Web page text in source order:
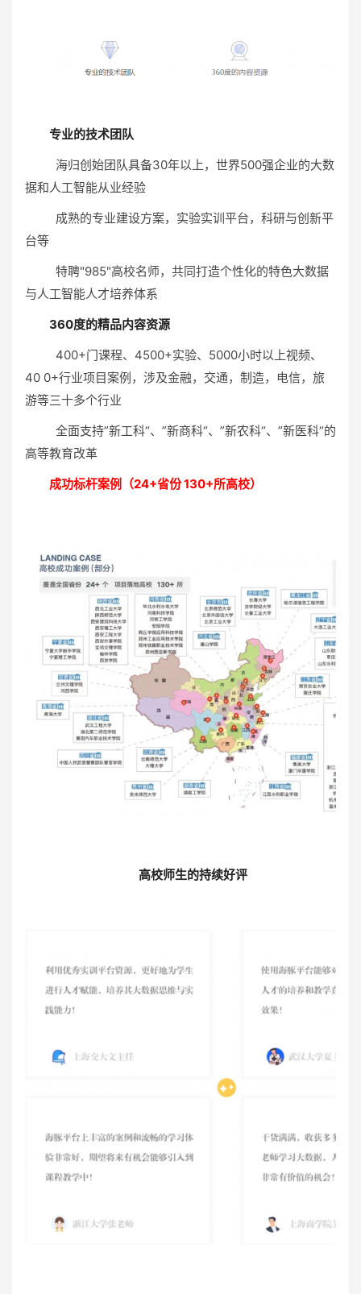
专业的技术团队
海归创始团队具备30年以上，世界500强企业的大数
据和人工智能从业经验
成熟的专业建设方案，实验实训平台，科研与创新平
台等
特聘"985"高校名师，共同打造个性化的特色大数据
与人工智能人才培养体系
360度的精品内容资源
400+门课程、4500+实验、5000小时以上视频、
40 0+行业项目案例，涉及金融，交通，制造，电信，旅
游等三十多个行业
全面支持”新工科“、”新商科“、”新农科“、”新医科“的
高等教育改革
成功标杆案例（24+省份 130+所高校）
高校师生的持续好评